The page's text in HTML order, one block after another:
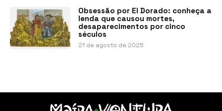
Obsessão por El Dorado: conheça a
lenda que causou mortes,
desaparecimentos por cinco
séculos
21 de agosto de 2025